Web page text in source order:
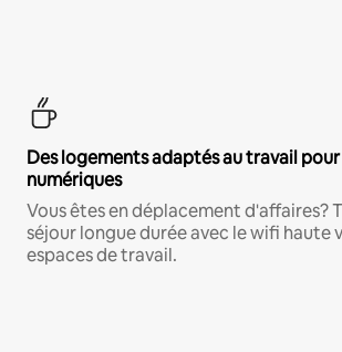
Des logements adaptés au travail
numériques
Vous êtes en déplacement d'affaires?
séjour longue durée avec le wifi haute
espaces de travail.